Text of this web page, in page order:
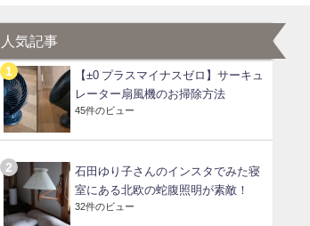
人気記事
【±0 プラスマイナスゼロ】サーキュ
レーター扇風機のお掃除方法
45件のビュー
石田ゆり子さんのインスタでみた寝
室にある北欧の蛇腹照明が素敵！
32件のビュー